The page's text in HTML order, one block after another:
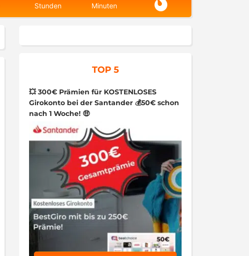
Stunden Minuten
TOP 5
💥 300€ Prämien für KOSTENLOSES
Girokonto bei der Santander 💰50€ schon
nach 1 Woche! 🤑